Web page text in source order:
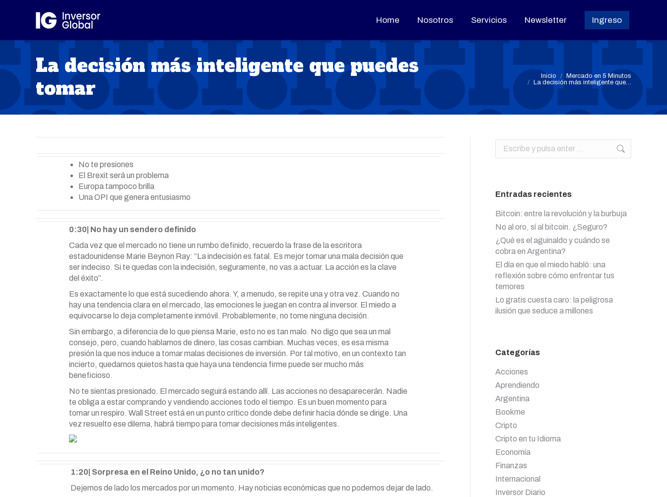
Home Nosotros Servicios Newsletter Ingreso
La decisión más inteligente que puedes
tomar
Estás aquí: Inicio
Mercado en 5 Minutos
La decisión más inteligente que…
No te presiones
El Brexit será un problema
Europa tampoco brilla
Una OPI que genera entusiasmo
0:30| No hay un sendero definido
Cada vez que el mercado no tiene un rumbo definido, recuerdo la frase de la escritora
estadounidense Marie Beynon Ray: “La indecisión es fatal. Es mejor tomar una mala decisión que
ser indeciso. Si te quedas con la indecisión, seguramente, no vas a actuar. La acción es la clave
del éxito”.
Es exactamente lo que está sucediendo ahora. Y, a menudo, se repite una y otra vez. Cuando no
hay una tendencia clara en el mercado, las emociones le juegan en contra al inversor. El miedo a
equivocarse lo deja completamente inmóvil. Probablemente, no tome ninguna decisión.
Sin embargo, a diferencia de lo que piensa Marie, esto no es tan malo. No digo que sea un mal
consejo, pero, cuando hablamos de dinero, las cosas cambian. Muchas veces, es esa misma
presión la que nos induce a tomar malas decisiones de inversión. Por tal motivo, en un contexto tan
incierto, quedarnos quietos hasta que haya una tendencia firme puede ser mucho más
beneficioso.
No te sientas presionado. El mercado seguirá estando allí. Las acciones no desaparecerán. Nadie
te obliga a estar comprando y vendiendo acciones todo el tiempo. Es un buen momento para
tomar un respiro. Wall Street está en un punto crítico donde debe definir hacia dónde se dirige. Una
vez resuelto ese dilema, habrá tiempo para tomar decisiones más inteligentes.
1:20| Sorpresa en el Reino Unido, ¿o no tan unido?
Dejemos de lado los mercados por un momento. Hay noticias económicas que no podemos dejar de lado.
Buscar:
Entradas recientes
Bitcoin: entre la revolución y la burbuja
No al oro, sí al bitcoin. ¿Seguro?
¿Qué es el aguinaldo y cuándo se
cobra en Argentina?
El día en que el miedo habló: una
reflexión sobre cómo enfrentar tus
temores
Lo gratis cuesta caro: la peligrosa
ilusión que seduce a millones
Categorías
Acciones
Aprendiendo
Argentina
Bookme
Cripto
Cripto en tu Idioma
Economía
Finanzas
Internacional
Inversor Diario
Home Nosotros Servicios Newsletter Ingreso